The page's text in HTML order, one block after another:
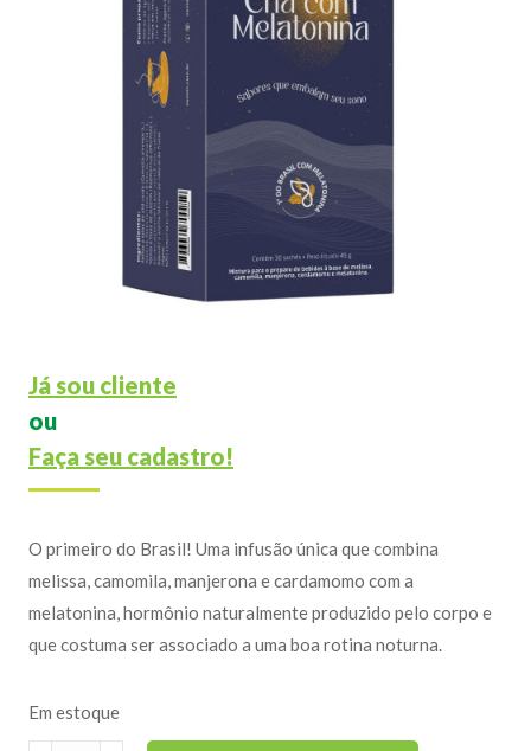
Já sou cliente
ou
Faça seu cadastro!
O primeiro do Brasil! Uma infusão única que combina
melissa, camomila, manjerona e cardamomo com a
melatonina, hormônio naturalmente produzido pelo corpo e
que costuma ser associado a uma boa rotina noturna.
Em estoque